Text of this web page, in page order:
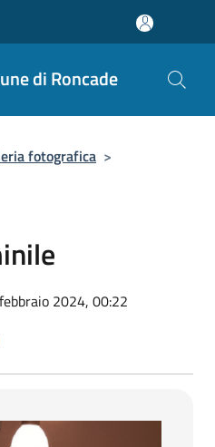
di Roncade
fotografica >
2024, 00:22